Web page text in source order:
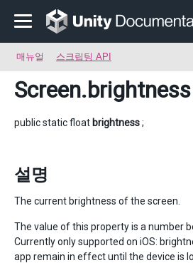
매뉴얼 스크립팅 API
Screen.brightness
public static float brightness;
설명
The current brightness of the screen.
The value of this property is a number
Currently only supported on iOS:
app remain in effect until the device is